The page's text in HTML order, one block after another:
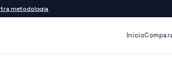
metodología
Inicio